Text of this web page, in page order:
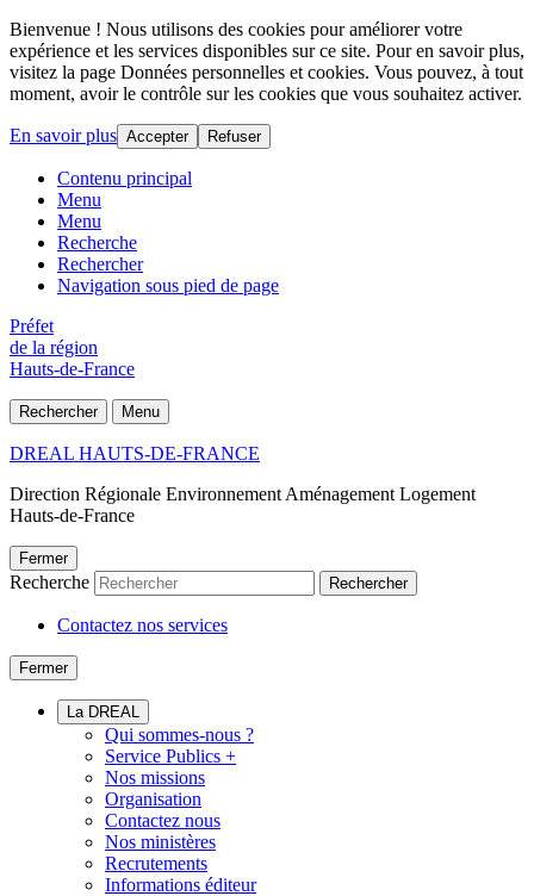
Bienvenue ! Nous utilisons des cookies pour améliorer votre
expérience et les services disponibles sur ce site. Pour en savoir plus,
visitez la page Données personnelles et cookies. Vous pouvez, à tout
moment, avoir le contrôle sur les cookies que vous souhaitez activer.
En savoir plus Accepter Refuser
Contenu principal
Menu
Menu
Recherche
Rechercher
Navigation sous pied de page
Préfet
de la région
Hauts-de-France
Rechercher Menu
DREAL HAUTS-DE-FRANCE
Direction Régionale Environnement Aménagement Logement
Hauts-de-France
Fermer
Recherche Rechercher
Contactez nos services
Fermer
La DREAL
Qui sommes-nous ?
Service Publics +
Nos missions
Organisation
Contactez nous
Nos ministères
Recrutements
Informations éditeur